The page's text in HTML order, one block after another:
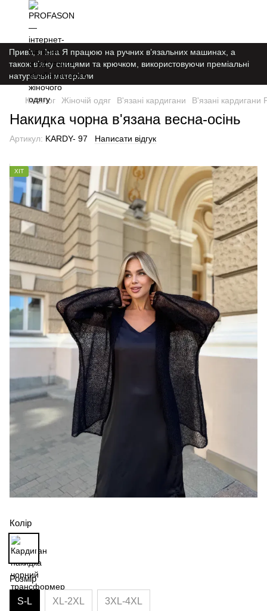
Привіт, я Інга Я працюю на ручних в’язальних машинах, а
також в’яжу спицями та крючком, використовуючи преміальні
натуральні матеріали
Каталог Жіночій одяг В'язані кардигани В'язані
Накидка чорна в'язана весна-осінь
Артикул: KARDY- 97 Написати відгук
ХІТ
Колір
Розмір
S-L XL-2XL 3XL-4XL